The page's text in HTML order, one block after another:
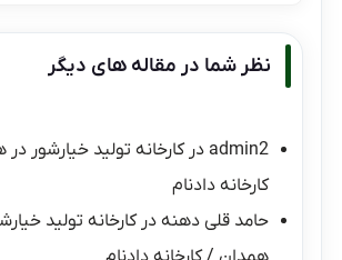
نظر شما در مقاله های دیگر
admin2 درکارخانه تولید خیارشور
کارخانه دادنام
حامد قلی دهنه درکارخانه تولید